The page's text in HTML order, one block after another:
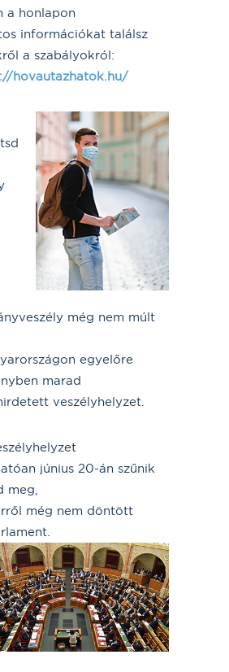
a honlapon
információkat találsz
a szabályokról:
hovautazhatok.hu/
még nem múlt
egyelőre
marad
veszélyhelyzet.
június 20-án szűnik
meg,
még nem döntött